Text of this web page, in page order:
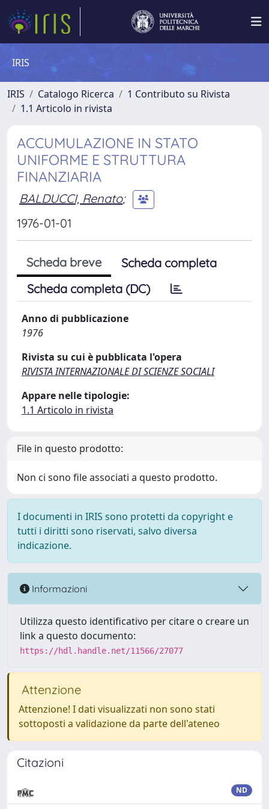
IRIS
IRIS Catalogo Ricerca
1 Contributo su Rivista
1.1 Articolo in rivista
ACCUMULAZIONE IN STATO
UNIFORME E STRUTTURA
FINANZIARIA
BALDUCCI, Renato;
1976-01-01
Scheda breve
Scheda completa
Scheda completa (DC)
Anno di pubblicazione
1976
Rivista su cui è pubblicata l'opera
RIVISTA INTERNAZIONALE DI SCIENZE SOCIALI
Appare nelle tipologie:
1.1 Articolo in rivista
File in questo prodotto:
Non ci sono file associati a questo prodotto.
I documenti in IRIS sono protetti da copyright e
tutti i diritti sono riservati, salvo diversa
indicazione.
Informazioni
Utilizza questo identificativo per citare o creare un
link a questo documento:
https://hdl.handle.net/11566/27077
Attenzione
Attenzione! I dati visualizzati non sono stati
sottoposti a validazione da parte dell'ateneo
Citazioni
ND